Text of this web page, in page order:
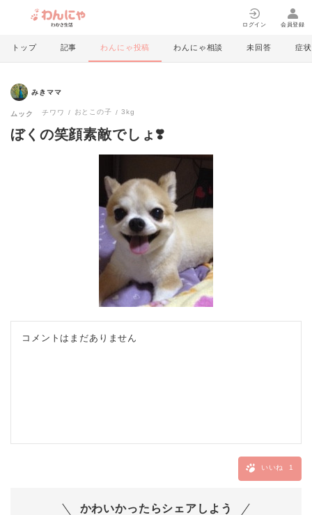
ログイン 会員登録
トップ 記事 わんにゃ投稿 わんにゃ相談 未回答 症状
みきママ
ムック チワワ おとこの子 3kg
ぼくの笑顔素敵でしょ❣️
コメントはまだありません
いいね 1
かわいかったらシェアしよう